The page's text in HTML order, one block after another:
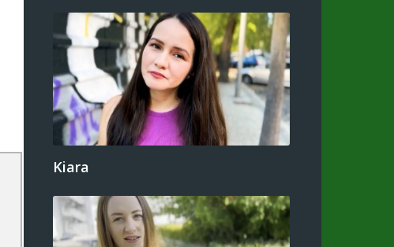
Kiara